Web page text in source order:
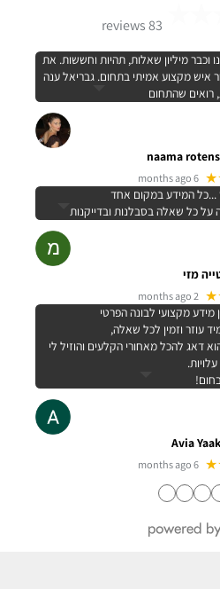
83 reviews
וכבר מיליון שאלות, תהיות וחששות. את
איש מקצוע אמיתי בתחום. גבריאל ענה
רואים שהתחום
naama
6 months ago
...כל המידע במקום אחד
על כל שאלה בסבלנות ובדייקנות
מזי
2 months ago
מקצועי לבונה הפרטי
עוזר וזמין לכל שאלה,
להכל מאחורי הקלעים והוזיל לי
עלויות.
Avia
6 months ago
●
●
●